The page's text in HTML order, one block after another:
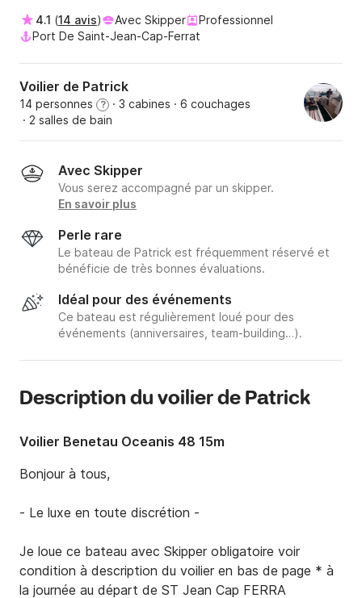
4.1 (14 avis) Avec Skipper
Professionnel
Port De Saint-Jean-Cap-Ferrat
Voilier de Patrick
14 personnes ? · 3 cabines · 6 couchages
· 2 salles de bain
Avec Skipper
Vous serez accompagné par un skipper.
En savoir plus
Perle rare
Le bateau de Patrick est fréquemment réservé et
bénéficie de très bonnes évaluations.
Idéal pour des événements
Ce bateau est régulièrement loué pour des
événements (anniversaires, team-building…).
Description du voilier de Patrick
Voilier Benetau Oceanis 48 15m
Bonjour à tous,
- Le luxe en toute discrétion -
Je loue ce bateau avec Skipper obligatoire voir
condition à description du voilier en bas de page * à
la journée au départ de ST Jean Cap FERRA